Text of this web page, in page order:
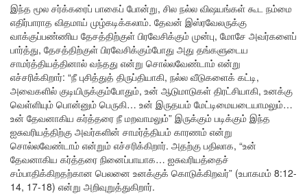
இந்த மூல சர்க்கரைப் பாகைப் போன்று, சில நல்ல விஷயங்கள் கூட நம்மை
எதிர்பாராத விதமாய் முழ்கடிக்கலாம். தேவன் இஸ்ரவேலருக்கு
வாக்குப்பண்ணிய தேசத்திற்குள் பிரவேசிக்கும் முன்பு, மோசே அவர்களைப்
பார்த்து, தேசத்திற்குள் பிரவேசிக்கும்போது அது தங்களுடைய
சாமர்த்தியத்தினால் வந்தது என்று சொல்லவேண்டாம் என்று
எச்சரிக்கிறார்: “நீ புசித்துத் திருப்தியாகி, நல்ல வீடுகளைக் கட்டி,
அவைகளில் குடியிருக்கும்போதும், உன் ஆடுமாடுகள் திரட்சியாகி, உனக்கு
வெள்ளியும் பொன்னும் பெருகி… உன் இருதயம் மேட்டிமையடையாமலும்…
உன் தேவனாகிய கர்த்தரை நீ மறவாமலும்” இருக்கும் படிக்கும் இந்த
ஐசுவரியத்திற்கு அவர்களின் சாமர்த்தியம் காரணம் என்று
சொல்லவேண்டாம் என்றும் எச்சரிக்கிறார். அதற்கு பதிலாக, “உன்
தேவனாகிய கர்த்தரை நினைப்பாயாக… ஐசுவரியத்தைச்
சம்பாதிக்கிறதற்கான பெலனை உனக்குக் கொடுக்கிறவர்” (உபாகமம் 8:12-
14, 17-18) என்று அறிவுறுத்துகிறார்.